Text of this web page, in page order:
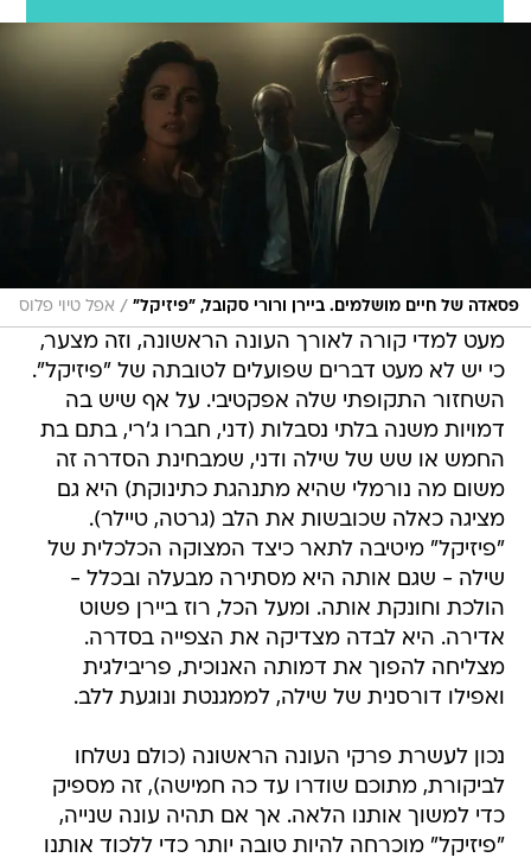
פסאדה של חיים מושלמים. ביירן ורורי סקובל, "פיזיקל" / אפל טיוי פלוס
מעט למדי קורה לאורך העונה הראשונה, וזה מצער,
כי יש לא מעט דברים שפועלים לטובתה של "פיזיקל".
השחזור התקופתי שלה אפקטיבי. על אף שיש בה
דמויות משנה בלתי נסבלות (דני, חברו ג'רי, בתם בת
החמש או שש של שילה ודני, שמבחינת הסדרה זה
משום מה נורמלי שהיא מתנהגת כתינוקת) היא גם
מציגה כאלה שכובשות את הלב (גרטה, טיילר).
"פיזיקל" מיטיבה לתאר כיצד המצוקה הכלכלית של
שילה - שגם אותה היא מסתירה מבעלה ובכלל -
הולכת וחונקת אותה. ומעל הכל, רוז ביירן פשוט
אדירה. היא לבדה מצדיקה את הצפייה בסדרה.
מצליחה להפוך את דמותה האנוכית, פריבילגית
ואפילו דורסנית של שילה, לממגנטת ונוגעת ללב.
נכון לעשרת פרקי העונה הראשונה (כולם נשלחו
לביקורת, מתוכם שודרו עד כה חמישה), זה מספיק
כדי למשוך אותנו הלאה. אך אם תהיה עונה שנייה,
"פיזיקל" מוכרחה להיות טובה יותר כדי ללכוד אותנו